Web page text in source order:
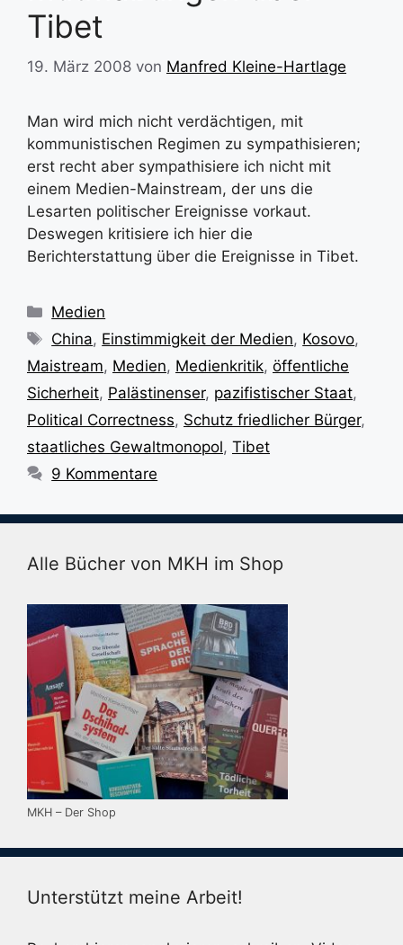
Tibet
19. März 2008 von Manfred Kleine-Hartlage
Man wird mich nicht verdächtigen, mit
kommunistischen Regimen zu sympathisieren;
erst recht aber sympathisiere ich nicht mit
einem Medien-Mainstream, der uns die
Lesarten politischer Ereignisse vorkaut.
Deswegen kritisiere ich hier die
Berichterstattung über die Ereignisse in Tibet.
Kategorien
Medien
Schlagwörter
China, Einstimmigkeit der Medien, Kosovo,
Maistream, Medien, Medienkritik, öffentliche
Sicherheit, Palästinenser, pazifistischer Staat,
Political Correctness, Schutz friedlicher Bürger,
staatliches Gewaltmonopol, Tibet
9 Kommentare
Alle Bücher von MKH im Shop
MKH – Der Shop
Unterstützt meine Arbeit!